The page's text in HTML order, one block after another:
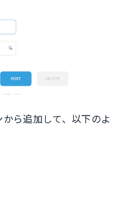
ら追加して、以下のよ